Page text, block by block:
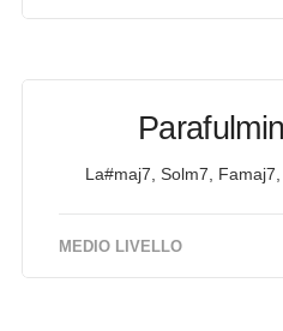
La#maj7, Solm7,
MEDIO LIVELLO